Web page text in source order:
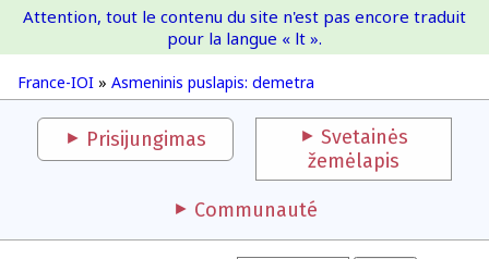
France-IOI
France-IOI » Asmeninis puslapis: demetra
Attention, tout le contenu du site n'est pas encore traduit
pour la langue « lt ».
Prisijungimas
Svetainės
žemėlapis
Communauté